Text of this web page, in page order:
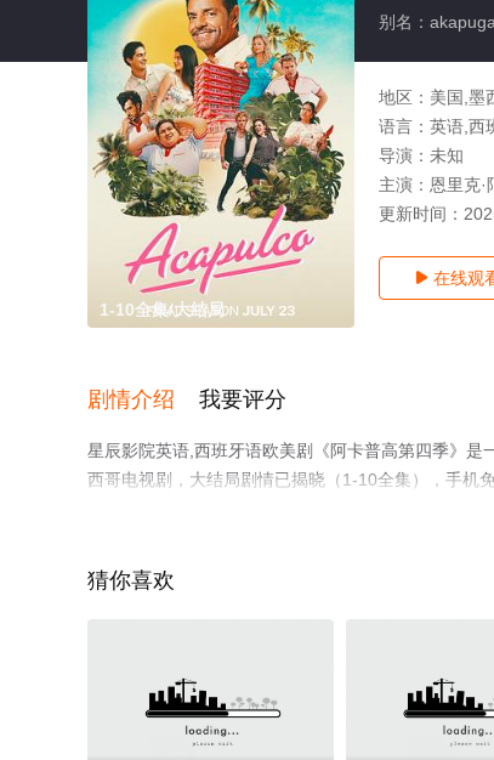
1-10全集/大结局
别名：
地区： 美国,墨
语言： 英语,西
导演： 未知
主演： 恩里克·
更新时间：
 在线观
剧情介绍 我要评分
星辰影院英语,西班牙语欧美剧《阿卡普高第四季》是
西哥电视剧，大结局剧情已揭晓（1-10全集），手机
猜你喜欢